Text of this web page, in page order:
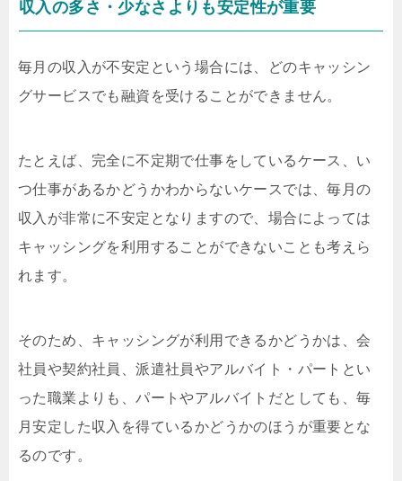
収入の多さ・少なさよりも安定性が重要
毎月の収入が不安定という場合には、どのキャッシン
グサービスでも融資を受けることができません。
たとえば、完全に不定期で仕事をしているケース、い
つ仕事があるかどうかわからないケースでは、毎月の
収入が非常に不安定となりますので、場合によっては
キャッシングを利用することができないことも考えら
れます。
そのため、キャッシングが利用できるかどうかは、会
社員や契約社員、派遣社員やアルバイト・パートとい
った職業よりも、パートやアルバイトだとしても、毎
月安定した収入を得ているかどうかのほうが重要とな
るのです。